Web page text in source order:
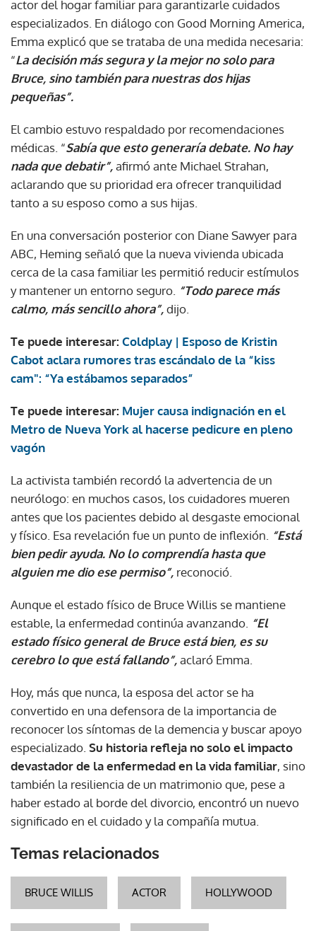
actor del hogar familiar para garantizarle cuidados
especializados. En diálogo con Good Morning America,
Emma explicó que se trataba de una medida necesaria:
“La decisión más segura y la mejor no solo para
Bruce, sino también para nuestras dos hijas
pequeñas”.
El cambio estuvo respaldado por recomendaciones
médicas. “Sabía que esto generaría debate. No hay
nada que debatir”,afirmó ante Michael Strahan,
aclarando que su prioridad era ofrecer tranquilidad
tanto a su esposo como a sus hijas.
En una conversación posterior con Diane Sawyer para
ABC, Heming señaló que la nueva vivienda ubicada
cerca de la casa familiar les permitió reducir estímulos
y mantener un entorno seguro. “Todo parece más
calmo, más sencillo ahora”,dijo.
Te puede interesar: Coldplay | Esposo de Kristin
Cabot aclara rumores tras escándalo de la “kiss
cam": “Ya estábamos separados”
Te puede interesar: Mujer causa indignación en el
Metro de Nueva York al hacerse pedicure en pleno
vagón
La activista también recordó la advertencia de un
neurólogo: en muchos casos, los cuidadores mueren
antes que los pacientes debido al desgaste emocional
y físico. Esa revelación fue un punto de inflexión. “Está
bien pedir ayuda. No lo comprendía hasta que
alguien me dio ese permiso”, reconoció.
Aunque el estado físico de Bruce Willis se mantiene
estable, la enfermedad continúa avanzando. “El
estado físico general de Bruce está bien, es su
cerebro lo que está fallando”,aclaró Emma.
Hoy, más que nunca, la esposa del actor se ha
convertido en una defensora de la importancia de
reconocer los síntomas de la demencia y buscar apoyo
especializado. Su historia refleja no solo el impacto
devastador de la enfermedad en la vida familiar, sino
también la resiliencia de un matrimonio que, pese a
haber estado al borde del divorcio, encontró un nuevo
significado en el cuidado y la compañía mutua.
Temas relacionados
BRUCE WILLIS ACTOR HOLLYWOOD